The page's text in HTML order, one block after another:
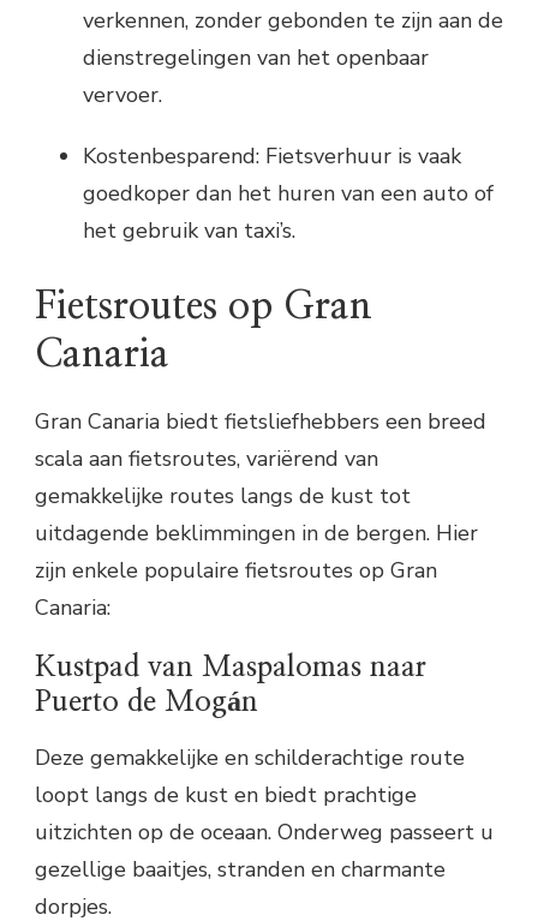
verkennen, zonder gebonden te zijn aan de
dienstregelingen van het openbaar
vervoer.
Kostenbesparend: Fietsverhuur is vaak
goedkoper dan het huren van een auto of
het gebruik van taxi’s.
Fietsroutes op Gran
Canaria
Gran Canaria biedt fietsliefhebbers een breed
scala aan fietsroutes, variërend van
gemakkelijke routes langs de kust tot
uitdagende beklimmingen in de bergen. Hier
zijn enkele populaire fietsroutes op Gran
Canaria:
Kustpad van Maspalomas naar
Puerto de Mogán
Deze gemakkelijke en schilderachtige route
loopt langs de kust en biedt prachtige
uitzichten op de oceaan. Onderweg passeert u
gezellige baaitjes, stranden en charmante
dorpjes.